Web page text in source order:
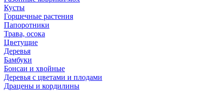
Кусты
Горшечные растения
Папоротники
Трава, осока
Цветущие
Деревья
Бамбуки
Бонсаи и хвойные
Деревья с цветами и плодами
Драцены и кордилины